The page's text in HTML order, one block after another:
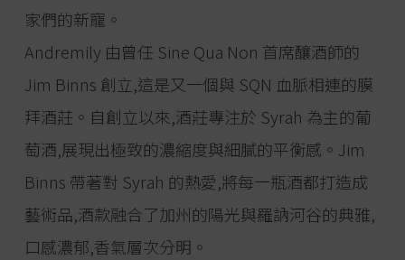
家們的新寵。
Andremily 由曾任 Sine Qua Non 首席釀酒師的
Jim Binns 創立,這是又一個與 SQN 血脈相連的膜
拜酒莊。自創立以來,酒莊專注於 Syrah 為主的葡
萄酒,展現出極致的濃縮度與細膩的平衡感。Jim
Binns 帶著對 Syrah 的熱愛,將每一瓶酒都打造成
藝術品,酒款融合了加州的陽光與羅訥河谷的典雅,
口感濃郁,香氣層次分明。